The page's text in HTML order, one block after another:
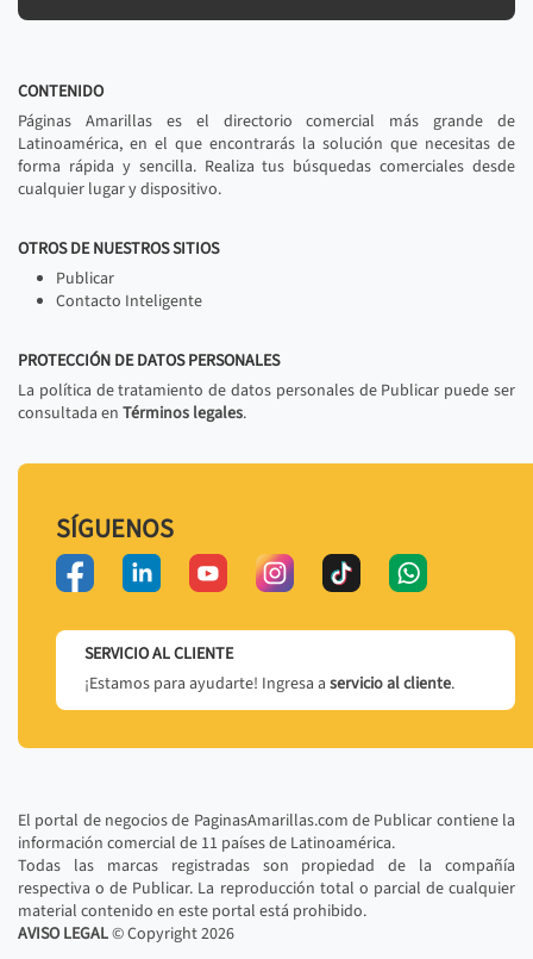
CONTENIDO
Páginas Amarillas es el directorio comercial más grande de
Latinoamérica, en el que encontrarás la solución que necesitas de
forma rápida y sencilla. Realiza tus búsquedas comerciales desde
cualquier lugar y dispositivo.
OTROS DE NUESTROS SITIOS
Publicar
Contacto Inteligente
PROTECCIÓN DE DATOS PERSONALES
La política de tratamiento de datos personales de Publicar puede ser
consultada en Términos legales.
SÍGUENOS
SERVICIO AL CLIENTE
¡Estamos para ayudarte! Ingresa a servicio al cliente.
El portal de negocios de PaginasAmarillas.com de Publicar contiene la
información comercial de 11 países de Latinoamérica.
Todas las marcas registradas son propiedad de la compañía
respectiva o de Publicar. La reproducción total o parcial de cualquier
material contenido en este portal está prohibido.
AVISO LEGAL© Copyright2026